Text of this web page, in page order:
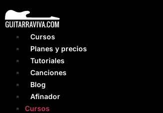
al
contenido
Cursos
Planes y precios
Tutoriales
Canciones
Blog
Afinador
Cursos